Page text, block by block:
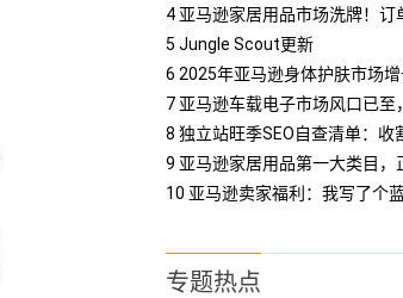
了…
4 亚马逊家居用品市场洗牌！订
5 Jungle Scout更新
6 2025年亚马逊身体护肤市场
7 亚马逊车载电子市场风口已至
抢占先机
8 独立站旺季SEO自查清单：收
9 亚马逊家居用品第一大类目，
10 亚马逊卖家福利：我写了个
专题热点